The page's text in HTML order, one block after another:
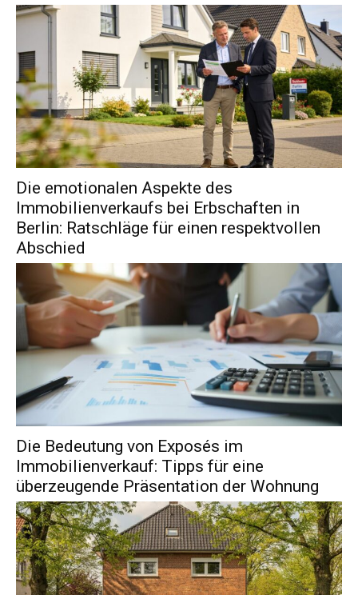
Die emotionalen Aspekte des
Immobilienverkaufs bei Erbschaften in
Berlin: Ratschläge für einen respektvollen
Abschied
Die Bedeutung von Exposés im
Immobilienverkauf: Tipps für eine
überzeugende Präsentation der Wohnung